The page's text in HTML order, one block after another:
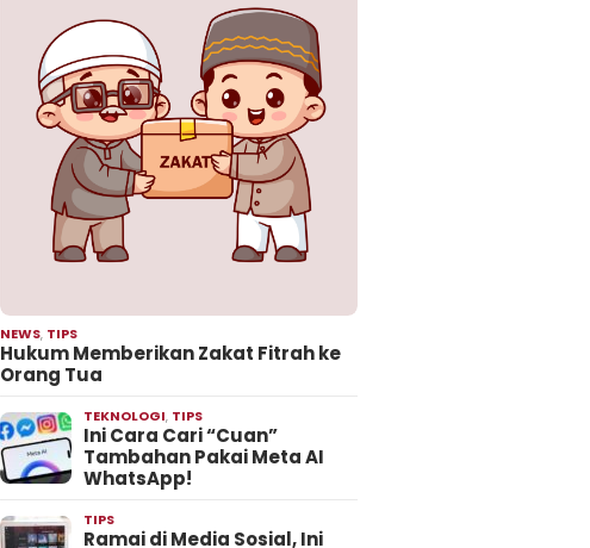
NEWS, TIPS
Hukum Memberikan Zakat Fitrah ke
Orang Tua
TEKNOLOGI, TIPS
Ini Cara Cari “Cuan”
Tambahan Pakai Meta AI
WhatsApp!
TIPS
Ramai di Media Sosial, Ini